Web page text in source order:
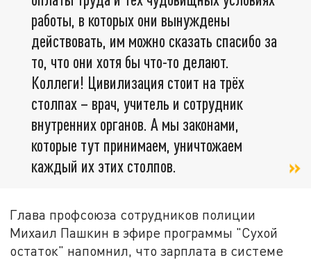
работы, в которых они вынуждены
действовать, им можно сказать спасибо за
то, что они хотя бы что-то делают.
Коллеги! Цивилизация стоит на трёх
столпах – врач, учитель и сотрудник
внутренних органов. А мы законами,
которые тут принимаем, уничтожаем
каждый их этих столпов.
Глава профсоюза сотрудников полиции
Михаил Пашкин в эфире программы "Сухой
остаток" напомнил, что зарплата в системе